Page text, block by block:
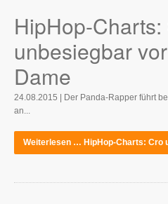
HipHop-Charts:
unbesiegbar
Dame
24.08.2015 | Der Panda-Rapper führt
an...
Weiterlesen … HipHop-Charts: Cro